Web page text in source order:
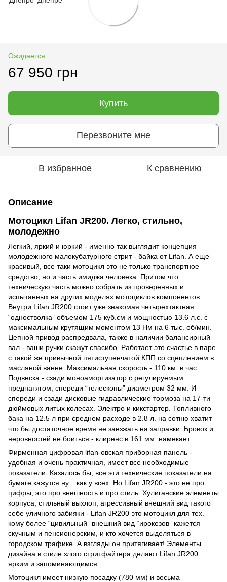
Ожидается
67 950 грн
Купить
Перезвоните мне
В избранное К сравнению
Описание
Мотоцикл Lifan JR200. Легко, стильно,
молодежно
Легкий, яркий и юркий - именно так выглядит концепция
молодежного малокубатурного стрит - байка от Lifan. А еще
красивый, все таки мотоцикл это не только транспортное
средство, но и часть имиджа человека. Притом что
техническую часть можно собрать из проверенных и
испытанных на других моделях мотоциклов компонентов.
Внутри Lifan JR200 стоит уже знакомая четырехтактная
“одностволка” объемом 175 куб.см и мощностью 13.6 л.с. с
максимальным крутящим моментом 13 Нм на 6 тыс. об/мин.
Цепной привод распредвала, также в наличии балансирный
вал - ваши ручки скажут спасибо. Работает это счастье в паре
с такой же привычной пятиступенчатой КПП со сцеплением в
масляной ванне. Максимальная скорость - 110 км. в час.
Подвеска - сзади моноамортизатор с регулируемым
преднатягом, спереди “телескопы” диаметром 32 мм. И
спереди и сзади дисковые гидравлические тормоза на 17-ти
дюймовых литых колесах. Электро и кикстартер. Топливного
бака на 12.5 л при среднем расходе в 2.8 л. на сотню хватит
что бы достаточное время не заезжать на заправки. Бровок и
неровностей не боиться - клиренс в 161 мм. намекает.
Фирменная цифровая lifan-овская приборная панель -
удобная и очень практичная, имеет все необходимые
показатели. Казалось бы, все эти технические показатели на
бумаге кажутся ну... как у всех. Но Lifan JR200 - это не про
цифры, это про внешность и про стиль. Хулиганские элементы
корпуса, стильный выхлоп, агрессивный внешний вид такого
себе уличного забияки - Lifan JR200 это мотоцикл для тех.
кому более “цивильный” внешний вид “ирокезов” кажется
скучным и пенсионерским, и кто хочется выделяться в
городском трафике. А взгляды он притягивает! Элементы
дизайна в стиле злого стритфайтера делают Lifan JR200
ярким и запоминающимся.
Мотоцикл имеет низкую посадку (780 мм) и весьма